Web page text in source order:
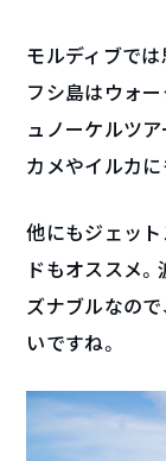
モルディブで
フシ島はウォ
ュノーケルツ
カメやイルカに
他にもジェット
ドもオススメ
ズナブルなの
いですね。